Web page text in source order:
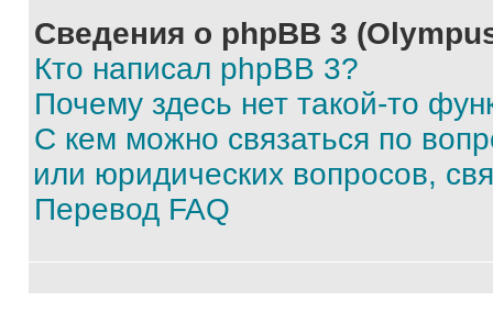
Сведения о phpBB 3
Кто написал phpBB 3?
Почему здесь нет такой-то
С кем можно связаться по
или юридических вопросов,
Перевод FAQ